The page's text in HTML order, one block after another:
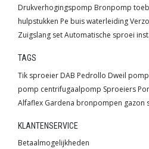
Drukverhogingspomp Bronpomp
hulpstukken Pe buis waterleiding
Zuigslang setAutomatische sproei
TAGS
Tik sproeier DAB Pedrollo Dweil pomp
pomp centrifugaalpomp Sproeiers
Alfaflex Gardena bronpompen gazon
KLANTENSERVICE
Betaalmogelijkheden